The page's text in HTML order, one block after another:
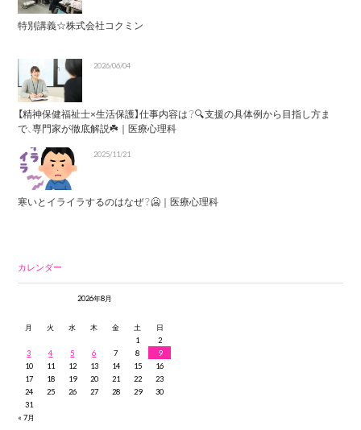
特別講義☆株式会社コクミン
2026/06/04
【精神保健福祉士×生活保護】仕事内容は？🔍支援の具体例から目指し方ま
で、専門家が徹底解説☘️｜医療心理科
2025/11/21
寒いとイライラするのはなぜ？🥶｜医療心理科
カレンダー
2026年8月
月 火 水 木 金 土
日
1
2
3
4 5 6 7 8
9
10
11 12 13 14 15
16
17
18 19 20 21 22
23
24
25 26 27 28 29
30
31
« 7月